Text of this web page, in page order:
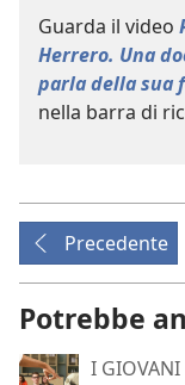
Guarda il video
Herrero. Una
parla della sua
nella barra di
Precedente
Potrebbe
I